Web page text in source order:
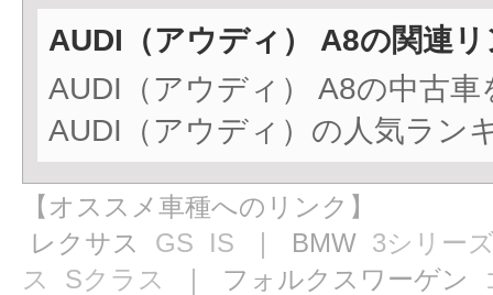
AUDI（アウディ） A8の関連
AUDI（アウディ） A8の中古
AUDI（アウディ）の人気ラン
【オススメ車種へのリンク】
レクサス GS IS ｜ BMW 3シリー
ス
Sクラス ｜ フォルクスワーゲン